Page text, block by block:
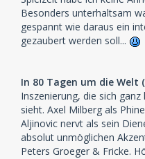
Besonders unterhaltsam
gespannt wie daraus ein
gezaubert werden soll...
In 80 Tagen um die Welt
Inszenierung, die sich
sieht. Axel Milberg als
Aljinovic nervt als sein
absolut unmöglichen
Peters Groeger & Fricke.